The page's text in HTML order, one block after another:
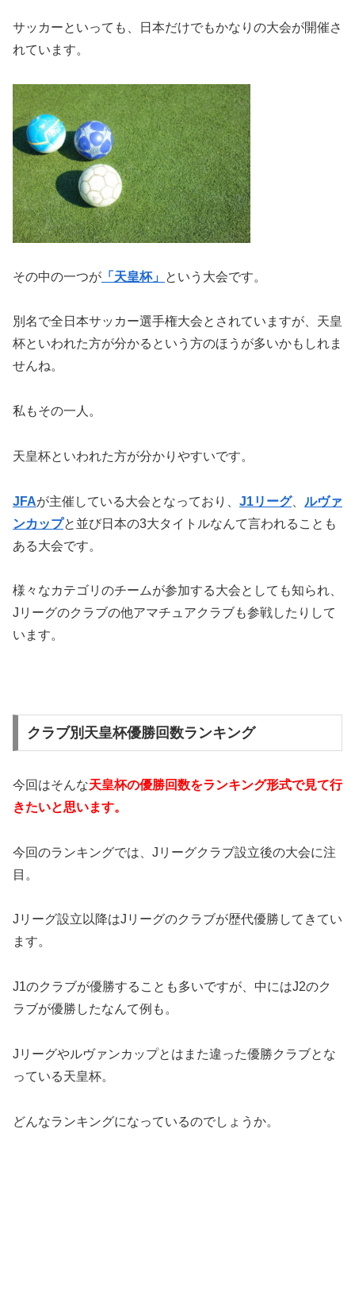
サッカーといっても、日本だけでもかなりの大会が開催さ
れています。
その中の一つが 「天皇杯」 という大会です。
別名で全日本サッカー選手権大会とされていますが、天皇
杯といわれた方が分かるという方のほうが多いかもしれま
せんね。
私もその一人。
天皇杯といわれた方が分かりやすいです。
JFAが主催している大会となっており、 J1リーグ、 ルヴァ
ンカップと並び日本の3大タイトルなんて言われることも
ある大会です。
様々なカテゴリのチームが参加する大会としても知られ、
Jリーグのクラブの他アマチュアクラブも参戦したりして
います。
クラブ別天皇杯優勝回数ランキング
今回はそんな天皇杯の優勝回数をランキング形式で見て行
きたいと思います。
今回のランキングでは、Jリーグクラブ設立後の大会に注
目。
Jリーグ設立以降はJリーグのクラブが歴代優勝してきてい
ます。
J1のクラブが優勝することも多いですが、中にはJ2のク
ラブが優勝したなんて例も。
Jリーグやルヴァンカップとはまた違った優勝クラブとな
っている天皇杯。
どんなランキングになっているのでしょうか。